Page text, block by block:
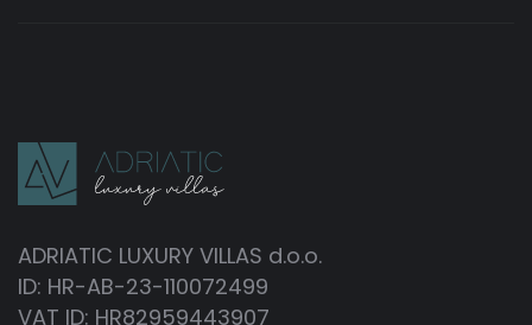
ADRIATIC LUXURY VILLAS d.o.o.
ID: HR-AB-23-110072499
VAT ID: HR82959443907